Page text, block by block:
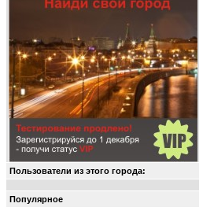
Пользователи из этого города:
Популярное